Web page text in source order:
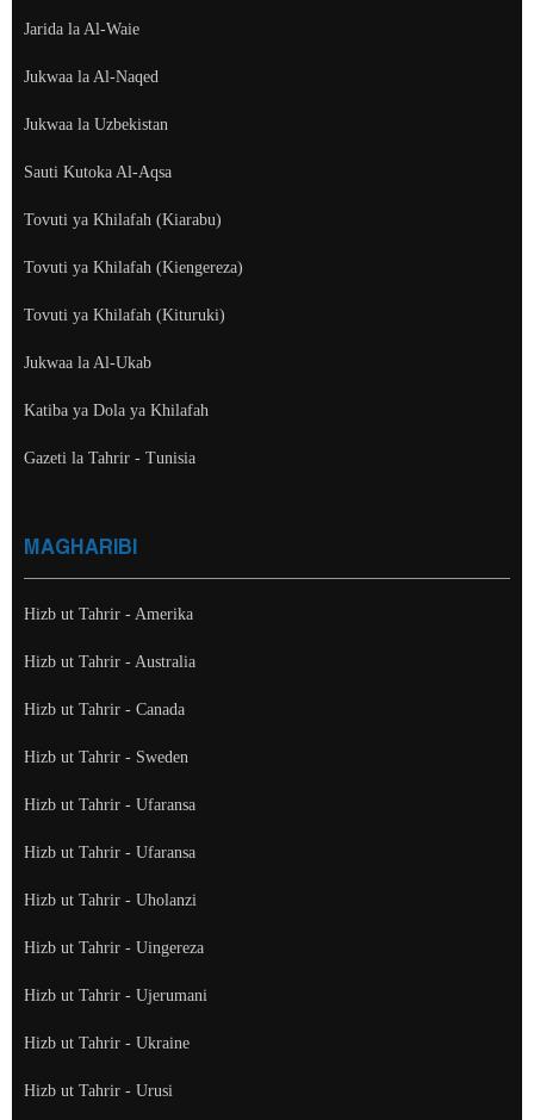
Jarida la Al-Waie
Jukwaa la Al-Naqed
Jukwaa la Uzbekistan
Sauti Kutoka Al-Aqsa
Tovuti ya Khilafah (Kiarabu)
Tovuti ya Khilafah (Kiengereza)
Tovuti ya Khilafah (Kituruki)
Jukwaa la Al-Ukab
Katiba ya Dola ya Khilafah
Gazeti la Tahrir - Tunisia
MAGHARIBI
Hizb ut Tahrir - Amerika
Hizb ut Tahrir - Australia
Hizb ut Tahrir - Canada
Hizb ut Tahrir - Sweden
Hizb ut Tahrir - Ufaransa
Hizb ut Tahrir - Ufaransa
Hizb ut Tahrir - Uholanzi
Hizb ut Tahrir - Uingereza
Hizb ut Tahrir - Ujerumani
Hizb ut Tahrir - Ukraine
Hizb ut Tahrir - Urusi